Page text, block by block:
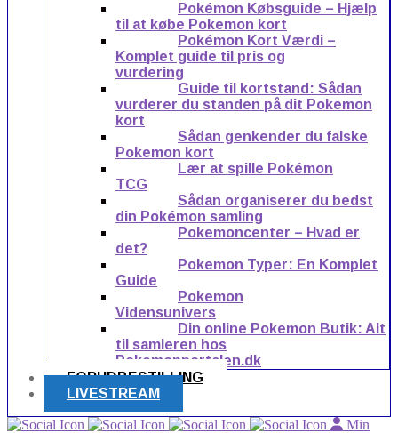
Pokémon Købsguide – Hjælp
til at købe Pokemon kort
Pokémon Kort Værdi –
Komplet guide til pris og
vurdering
Guide til kortstand: Sådan
vurderer du standen på dit Pokemon
kort
Sådan genkender du falske
Pokemon kort
Lær at spille Pokémon
TCG
Sådan organiserer du bedst
din Pokémon samling
Pokemoncenter – Hvad er
det?
Pokemon Typer: En Komplet
Guide
Pokemon
Vidensunivers
Din online Pokemon Butik: Alt
til samleren hos
Pokemonportalen.dk
FORUDBESTILLING
LIVESTREAM
Min